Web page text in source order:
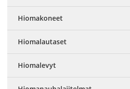
Hiomakoneet
Hiomalautaset
Hiomalevyt